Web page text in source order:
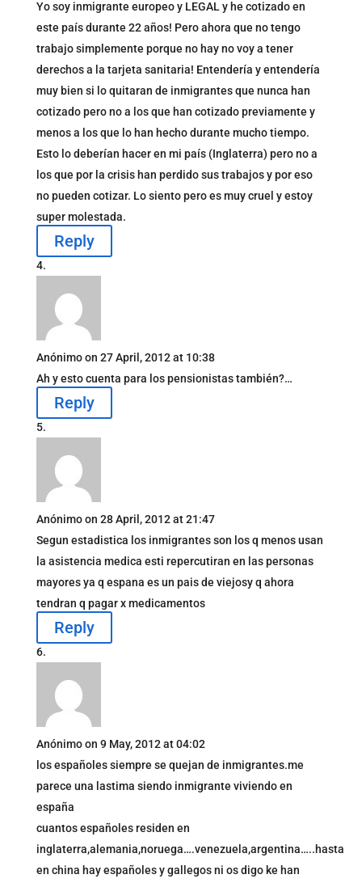
Yo soy inmigrante europeo y LEGAL y he cotizado en
este país durante 22 años! Pero ahora que no tengo
trabajo simplemente porque no hay no voy a tener
derechos a la tarjeta sanitaria! Entendería y entendería
muy bien si lo quitaran de inmigrantes que nunca han
cotizado pero no a los que han cotizado previamente y
menos a los que lo han hecho durante mucho tiempo.
Esto lo deberían hacer en mi país (Inglaterra) pero no a
los que por la crisis han perdido sus trabajos y por eso
no pueden cotizar. Lo siento pero es muy cruel y estoy
super molestada.
Reply
Anónimo on 27 April, 2012 at 10:38
Ah y esto cuenta para los pensionistas también?…
Reply
Anónimo on 28 April, 2012 at 21:47
Segun estadistica los inmigrantes son los q menos usan
la asistencia medica esti repercutiran en las personas
mayores ya q espana es un pais de viejosy q ahora
tendran q pagar x medicamentos
Reply
Anónimo on 9 May, 2012 at 04:02
los españoles siempre se quejan de inmigrantes.me
parece una lastima siendo inmigrante viviendo en
españa
cuantos españoles residen en
inglaterra,alemania,noruega….venezuela,argentina…..hasta
en china hay españoles y gallegos ni os digo ke han